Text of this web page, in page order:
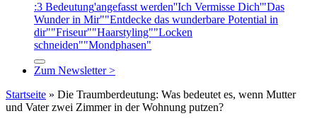
:3 Bedeutung'angefasst werden''Ich Vermisse Dich'"Das
Wunder in Mir""Entdecke das wunderbare Potential in
dir""Friseur""Haarstyling""Locken
schneiden""Mondphasen"
Zum Newsletter >
Startseite » Die Traumberdeutung: Was bedeutet es, wenn Mutter
und Vater zwei Zimmer in der Wohnung putzen?